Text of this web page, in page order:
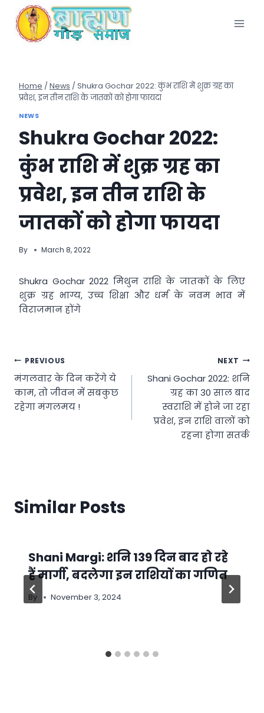
content
Home / News / Shukra Gochar 2022: कुंभ राशि में शुक्र ग्रह का
प्रवेश, इन तीन राशि के जातकों को होगा फायदा
NEWS
Shukra Gochar 2022:
कुंभ राशि में शुक्र ग्रह का
प्रवेश, इन तीन राशि के
जातकों को होगा फायदा
By March 8, 2022
Shukra Gochar 2022 मिथुन राशि के जातकों के लिए
शुक्र ग्रह भाग्य, उच्च शिक्षा और धर्म के नवम भाव में
विराजमान होंगे
Post
navigation
PREVIOUS
मंगलवार के दिन करेंगे ये
काम, तो जीवन में सबकुछ
रहेगा मंगलमय !
NEXT
Shani Gochar 2022: शनि
ग्रह का 30 साल बाद
स्वराशि में होने जा रहा
प्रवेश, इन राशि वालों को
रहना होगा सतर्क
Similar Posts
Shani Margi: शनि 139 दिन बाद हो रहे
हैं मार्गी, बदलेगा इन राशियों का गणित
By November 3, 2024